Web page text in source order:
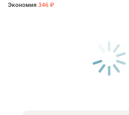
Экономия 346 ₽